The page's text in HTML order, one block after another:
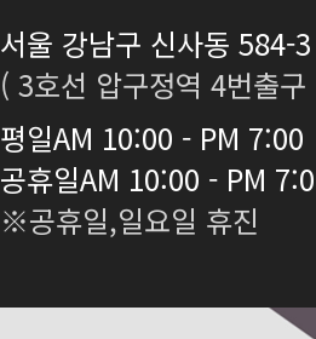
서울 강남구 신사동 584-
( 3호선 압구정역 4번출
평일AM 10:00 - PM 7:00
공휴일AM 10:00 - PM
※공휴일,일요일 휴진